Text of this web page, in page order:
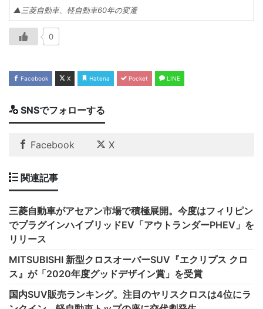
▲三菱自動車、軽自動車60年の変遷
0
Facebook X Hatena Pocket LINE
SNSでフォローする
Facebook X
関連記事
三菱自動車がアセアン市場で積極展開。今度はフィリピン
でプラグインハイブリッドEV「アウトランダーPHEV」を
リリース
MITSUBISHI 新型クロスオーバーSUV『エクリプス クロ
ス』が「2020年度グッドデザイン賞」を受賞
国内SUV販売ランキング。注目のヤリスクロスは4位にラ